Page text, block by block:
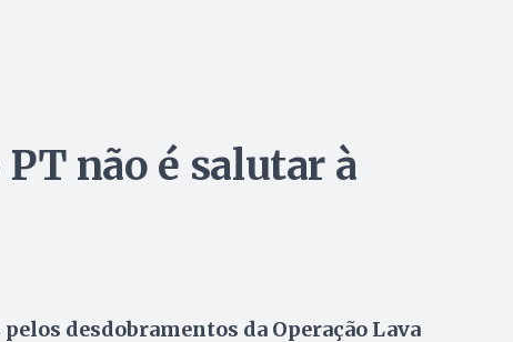
não é salutar à
desdobramentos da Operação Lava